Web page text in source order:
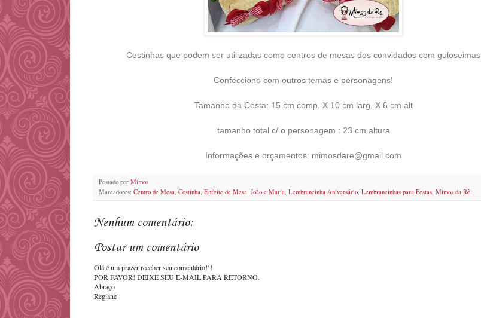
Cestinhas que podem ser utilizadas como centros de mesas dos convidados com guloseimas
Confecciono com outros temas e personagens!
Tamanho da Cesta: 15 cm comp. X 10 cm larg. X 6 cm alt
tamanho total c/ o personagem : 23 cm altura
Informações e orçamentos: mimosdare@gmail.com
Postado por Mimos
Marcadores: Centro de Mesa Cestinha Enfeite de Mesa João e Maria Lembrancinha Aniversário Lembrancinhas para Festas Mimos da Rê
Nenhum comentário:
Postar um comentário
Olá é um prazer receber seu comentário!!!
POR FAVOR! DEIXE SEU E-MAIL PARA RETORNO.
Abraço
Regiane